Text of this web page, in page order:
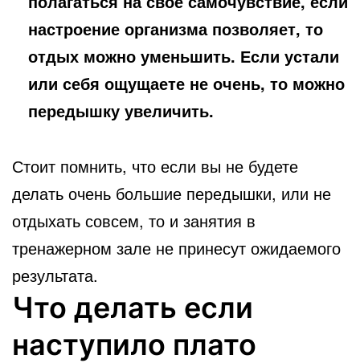
настроение организма позволяет, то
отдых можно уменьшить. Если устали
или себя ощущаете не очень, то можно
передышку увеличить.
Стоит помнить, что если вы не будете
делать очень большие передышки, или не
отдыхать совсем, то и занятия в
тренажерном зале не принесут ожидаемого
результата.
Что делать если
наступило плато